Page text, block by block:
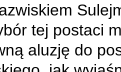
tej postaci
aluzję do